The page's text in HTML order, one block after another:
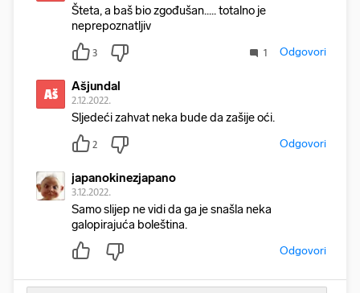
Šteta, a baš bio zgođušan..... totalno je
neprepoznatljiv
3 1 Odgovori
Aš Ašjundal
2.12.2022.
Sljedeći zahvat neka bude da zašije oći.
2 Odgovori
japanokinezjapano
3.12.2022.
Samo slijep ne vidi da ga je snašla neka
galopirajuća boleština.
Odgovori